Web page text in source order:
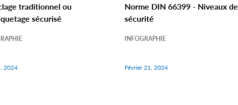
traditionnel ou
sécurisé
2024
Norme DIN 66399 - Niveaux de
sécurité
INFOGRAPHIE
Février 21, 2024